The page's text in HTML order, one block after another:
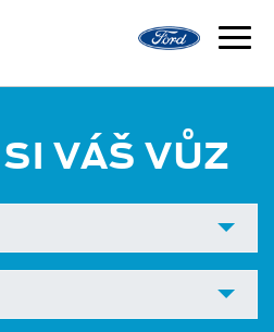
VÁŠ VŮZ